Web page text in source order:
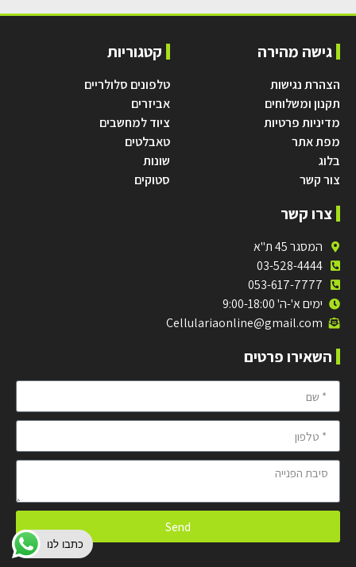
גישה מהירה
הצהרת נגישות
תקנון ומשלוחים
מדיניות פרטיות
מפת אתר
בלוג
צור קשר
קטגוריות
טלפונים סלולריים
אביזרים
ציוד למחשבים
טאבלטים
שונות
סטוקים
צרו קשר
המסגר 45 ת"א
03-528-4444
053-617-7777
ימים א'-ה' 9:00-18:00
Cellulariaonline@gmail.com
השאירו פרטים
Send
כתבו לנו